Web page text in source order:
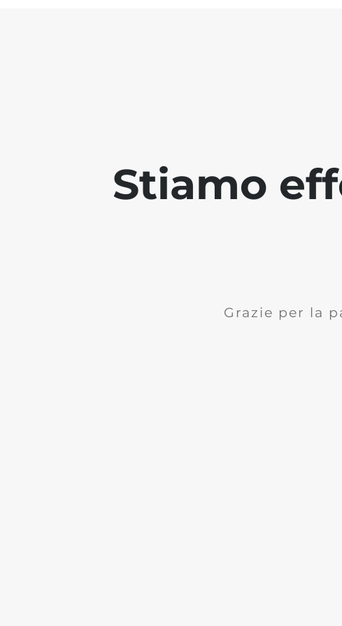
Stiamo
Grazie per la